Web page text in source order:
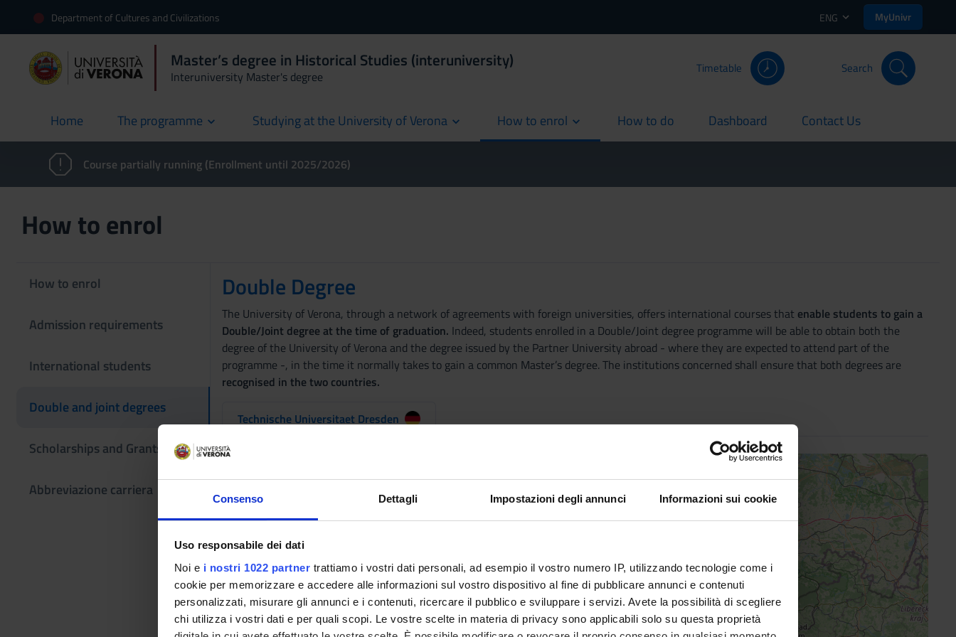
Consenso Dettagli Impostazioni degli annunci Informazioni sui cookie
Uso responsabile dei dati
Noi e i nostri 1022 partner trattiamo i vostri dati personali, ad esempio il vostro numero IP, utilizzando tecnologie come i
cookie per memorizzare e accedere alle informazioni sul vostro dispositivo al fine di pubblicare annunci e contenuti
personalizzati, misurare gli annunci e i contenuti, ricercare il pubblico e sviluppare i servizi. Avete la possibilità di scegliere
chi utilizza i vostri dati e per quali scopi. Le vostre scelte in materia di privacy sono applicabili solo su questa proprietà
Department of Cultures and Civilizations ENG MyUnivr
Master’s degree in Historical Studies (interuniversity)
Interuniversity Master's degree
Timetable Search
Home
current The programme Studying at the University of Verona How to enrol How to do
current Dashboard
current Contact Us
current
Course partially running (Enrollment until 2025/2026)
How to enrol
How to enrol
Admission requirements
International students
Double and joint degrees
Scholarships and Grants
Abbreviazione carriera
Double Degree
The University of Verona, through a network of agreements with foreign universities, offers international courses that enable students to gain a
Double/Joint degree at the time of graduation. Indeed, students enrolled in a Double/Joint degree programme will be able to obtain both the
degree of the University of Verona and the degree issued by the Partner University abroad - where they are expected to attend part of the
programme -, in the time it normally takes to gain a common Master’s degree. The institutions concerned shall ensure that both degrees are
recognised in the two countries.
Technische Universitaet Dresden
Indirizzo: 01069 Dresden, Germany
Codice ISCED Doppio Titolo N70_2
Coordinatore
Area Disciplinare del
Programma
Scienze Umanistiche
−